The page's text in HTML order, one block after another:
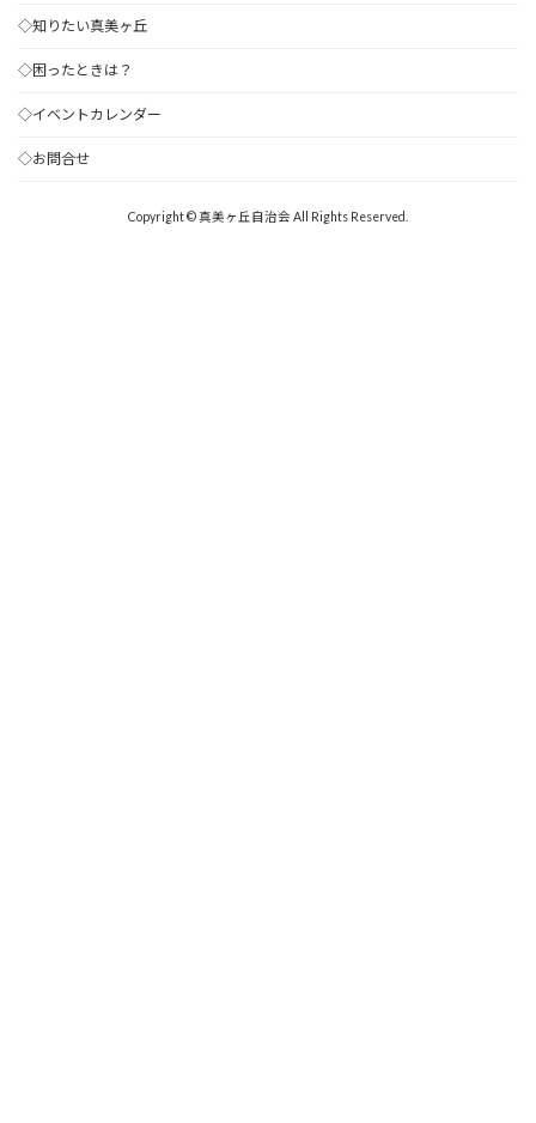
◇知りたい真美ヶ丘
◇困ったときは？
◇イベントカレンダー
◇お問合せ
Copyright © 真美ヶ丘自治会 All Rights Reserved.